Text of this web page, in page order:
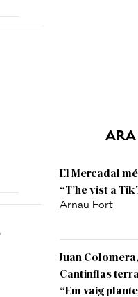
ARA
El Mercadal
“T’he vist a
Arnau Fort
Juan
Cantinflas
“Em vaig